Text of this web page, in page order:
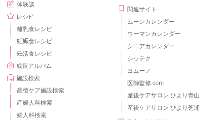
体験談
レシピ
離乳食レシピ
妊娠食レシピ
妊活食レシピ
成長アルバム
施設検索
産後ケア施設検索
産婦人科検索
婦人科検索
関連サイト
ムーンカレンダー
ウーマンカレンダー
シニアカレンダー
シッテク
ヨムーノ
医師監修.com
産後ケアサロン ひより青山
産後ケアサロン ひより芝浦